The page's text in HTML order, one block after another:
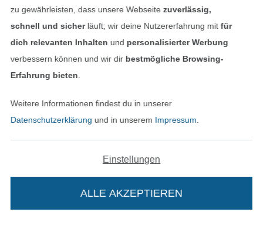
Impressum
AGB
Widerrufsrecht
In den deutschen Shop wechseln (aktuell
zu gewährleisten, dass unsere Webseite zuverlässig,
schnell und sicherläuft; wir deine Nutzererfahrung mitfür
dich relevanten Inhalten und personalisierter Werbung
verbessern können und wir dir bestmögliche Browsing-
Erfahrung bieten
Weitere Informationen findest du in unserer
Datenschutzerklärung und in unserem Impressum
Einstellungen
ALLE AKZEPTIEREN